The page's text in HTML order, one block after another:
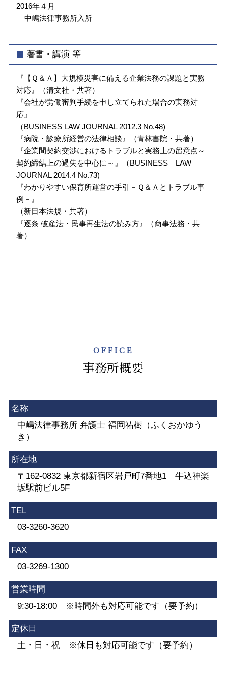
2016年４月
中嶋法律事務所入所
著書・講演 等
『【Ｑ＆Ａ】大規模災害に備える企業法務の課題と実務
対応』（清文社・共著）
『会社が労働審判手続を申し立てられた場合の実務対
応』
（BUSINESS LAW JOURNAL 2012.3 No.48)
『病院・診療所経営の法律相談』（青林書院・共著）
『企業間契約交渉におけるトラブルと実務上の留意点～
契約締結上の過失を中心に～』（BUSINESS LAW
JOURNAL 2014.4 No.73)
『わかりやすい保育所運営の手引－Ｑ＆Ａとトラブル事
例－』
（新日本法規・共著）
『逐条 破産法・民事再生法の読み方』（商事法務・共
著）
OFFICE
事務所概要
名称
中嶋法律事務所 弁護士 福岡祐樹（ふくおかゆう
き）
所在地
〒162-0832 東京都新宿区岩戸町7番地1 牛込神楽
坂駅前ビル5F
TEL
03-3260-3620
FAX
03-3269-1300
営業時間
9:30-18:00 ※時間外も対応可能です（要予約）
定休日
土・日・祝 ※休日も対応可能です（要予約）